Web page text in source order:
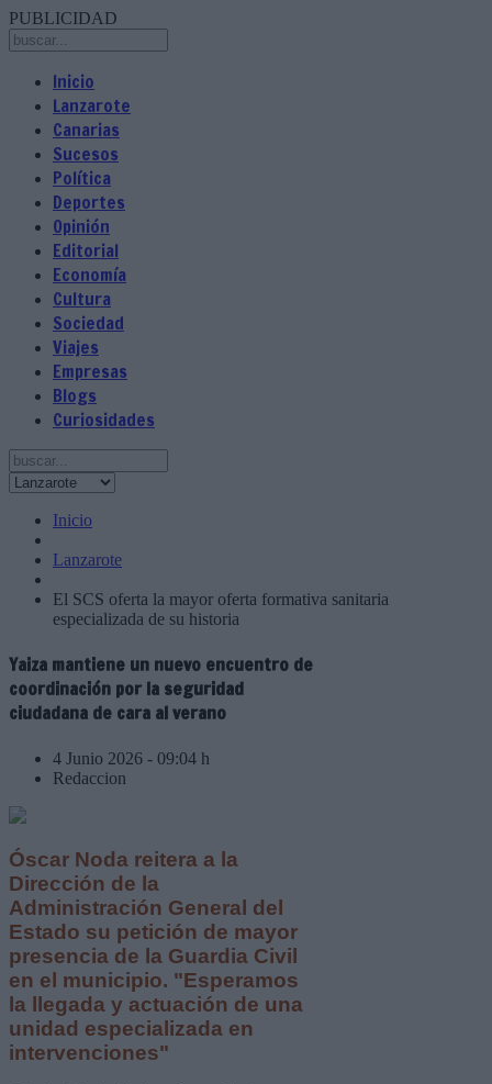
PUBLICIDAD
Inicio
Lanzarote
Canarias
Sucesos
Política
Deportes
Opinión
Editorial
Economía
Cultura
Sociedad
Viajes
Empresas
Blogs
Curiosidades
Inicio
Lanzarote
El SCS oferta la mayor oferta formativa sanitaria
especializada de su historia
Yaiza mantiene un nuevo encuentro de
coordinación por la seguridad
ciudadana de cara al verano
4 Junio 2026 - 09:04 h
Redaccion
Óscar Noda reitera a la
Dirección de la
Administración General del
Estado su petición de mayor
presencia de la Guardia Civil
en el municipio. "Esperamos
la llegada y actuación de una
unidad especializada en
intervenciones"